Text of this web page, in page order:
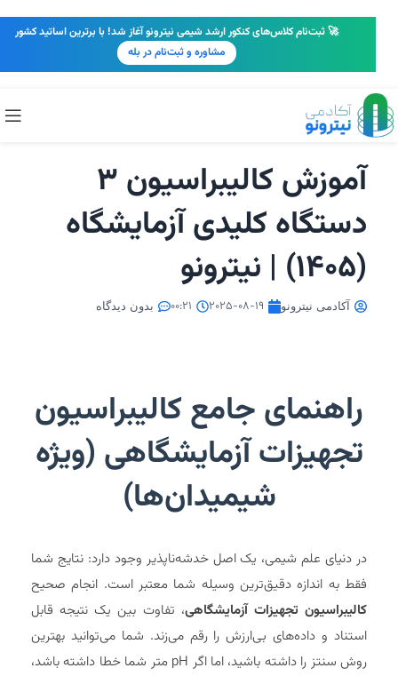
آموزش کالیبراسیون 3
دستگاه کلیدی آزمایشگاه
(1405) | نیترونو
آکادمی نیترونو 2025-08-19
00:21 بدون دیدگاه
راهنمای جامع کالیبراسیون
تجهیزات آزمایشگاهی (ویژه
شیمیدان‌ها)
در دنیای علم شیمی، یک اصل خدشه‌ناپذیر وجود دارد: نتایج شما
فقط به اندازه دقیق‌ترین وسیله شما معتبر است. انجام صحیح
کالیبراسیون تجهیزات آزمایشگاهی، تفاوت بین یک نتیجه قابل
استناد و داده‌های بی‌ارزش را رقم می‌زند. شما می‌توانید بهترین
روش سنتز را داشته باشید، اما اگر pH متر شما خطا داشته باشد،
🚀 ثبت‌نام کلاس‌های کنکور ارشد شیمی نیترونو آغاز شد! با برترین اساتید کشور
مشاوره و ثبت‌نام در بله